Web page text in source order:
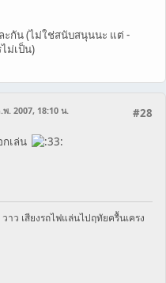
ะกัน (ไม่ใช่สนับสนุนนะ แต่ -
ม่เป็น)
#28
พ. 2007, 18:10 น.
เล่น
าว เสียงรถไฟแล่นไปฤทัยครื้นเครง